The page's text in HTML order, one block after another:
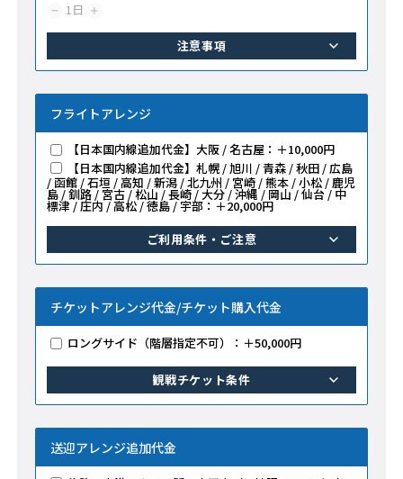
− 1日 ＋
注意事項
フライトアレンジ
【日本国内線追加代金】大阪 / 名古屋：＋10,000円
【日本国内線追加代金】札幌 / 旭川 / 青森 / 秋田 / 広島
/ 函館 / 石垣 / 高知 / 新潟 / 北九州 / 宮崎 / 熊本 / 小松 / 鹿児
島 / 釧路 / 宮古 / 松山 / 長崎 / 大分 / 沖縄 / 岡山 / 仙台 / 中
標津 / 庄内 / 高松 / 徳島 / 宇部：＋20,000円
ご利用条件・ご注意
チケットアレンジ代金/チケット購入代金
ロングサイド（階層指定不可）：＋50,000円
観戦チケット条件
送迎アレンジ追加代金